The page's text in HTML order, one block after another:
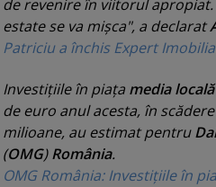
de revenire în viitorul
estate se va mişca", a declarat
Patriciu a închis Expert
Investiţiile în piaţa media locală
de euro anul acesta, în
milioane, au estimat pentru
(OMG)România.
OMG România: Investiţiile în